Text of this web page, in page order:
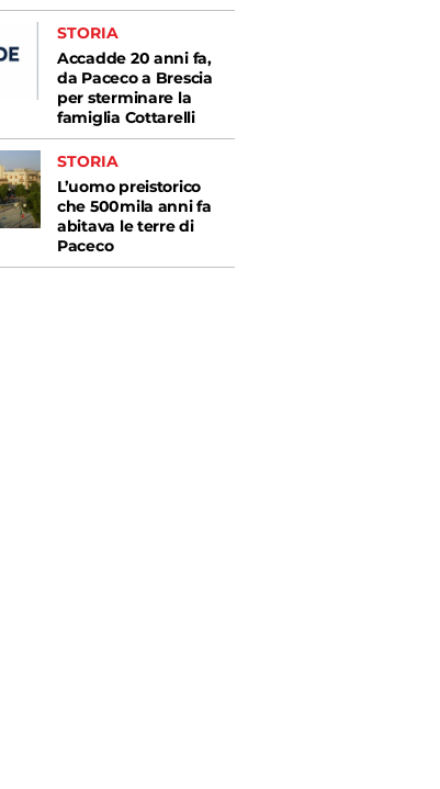
STORIA
Accadde 20 anni fa,
da Paceco a Brescia
per sterminare la
famiglia Cottarelli
STORIA
L’uomo preistorico
che 500mila anni fa
abitava le terre di
Paceco